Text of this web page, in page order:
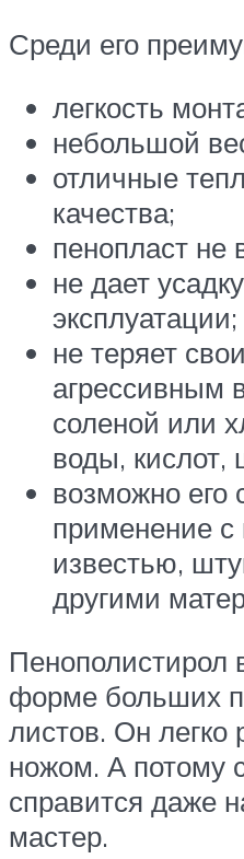
Среди его
легкость
небольшой
отличные
качества;
пенопласт не
не дает
эксплуатации;
не теряет
агрессивным
соленой или
воды, кислот,
возможно его
применение с
известью,
другими
Пенополистирол
форме больших
листов. Он
ножом. А потому
справится даже
мастер.